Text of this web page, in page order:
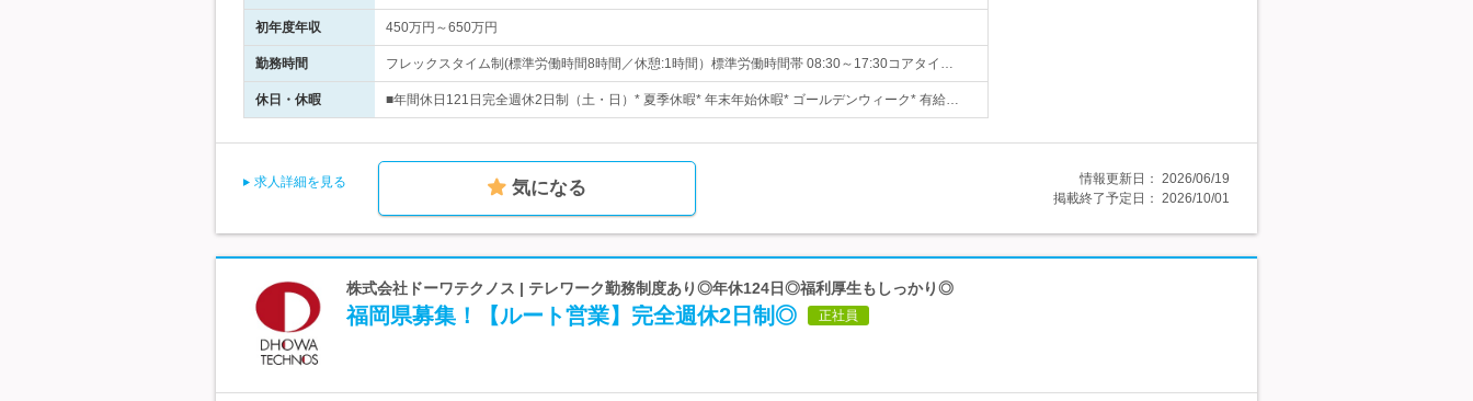
初年度年収 450万円～650万円
勤務時間 フレックスタイム制(標準労働時間8時間／休憩:1時間）標準労働時間帯 08:30～17:30コアタイ…
休日・休暇 ■年間休日121日完全週休2日制（土・日）* 夏季休暇* 年末年始休暇* ゴールデンウィーク* 有給…
求人詳細を見る 気になる 情報更新日： 2026/06/19
掲載終了予定日： 2026/10/01
株式会社ドーワテクノス | テレワーク勤務制度あり◎年休124日◎福利厚生もしっかり◎
福岡県募集！【ルート営業】完全週休2日制◎ 正社員